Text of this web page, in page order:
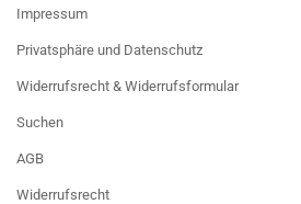
Impressum
Privatsphäre und Datenschutz
Widerrufsrecht & Widerrufsformular
Suchen
AGB
Widerrufsrecht